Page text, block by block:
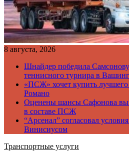
8 августа, 2026
Шнайдер победила
теннисного турнира в
«ПСЖ» хочет купить
Романо
Оценены шансы Сафонова
в составе ПСЖ
“Арсенал” согласовал
Винисиусом
Транспортные услуги